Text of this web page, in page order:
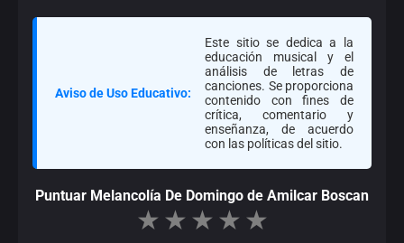
Aviso de Uso Educativo:
Este sitio se dedica a la
educación musical y el
análisis de letras de
canciones. Se proporciona
contenido con fines de
crítica, comentario y
enseñanza, de acuerdo
con las políticas del sitio.
Puntuar Melancolía De Domingo de Amilcar Boscan
★ ★ ★ ★ ★